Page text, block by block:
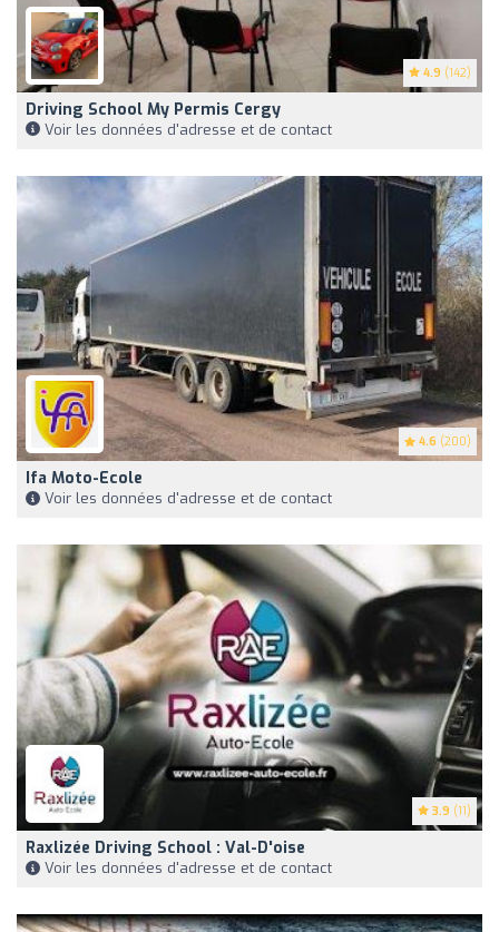
4.9 (142)
Driving School My Permis Cergy
Voir les données d'adresse et de contact
4.6 (200)
Ifa Moto-Ecole
Voir les données d'adresse et de contact
3.9 (11)
Raxlizée Driving School : Val-D'oise
Voir les données d'adresse et de contact